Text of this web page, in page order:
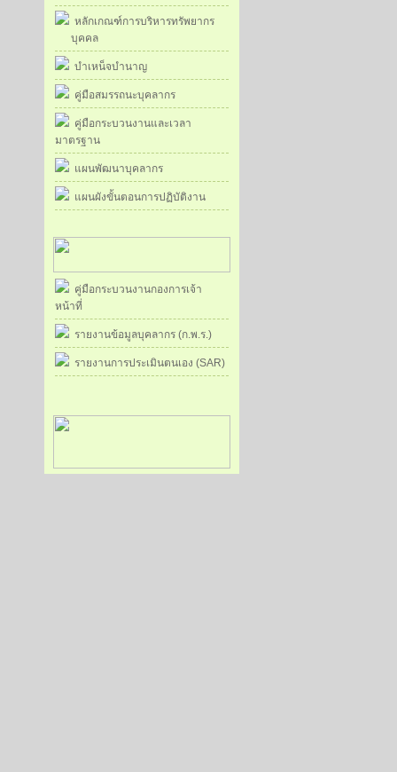
หลักเกณฑ์การบริหารทรัพยากร
บุคคล
บำเหน็จบำนาญ
คู่มือสมรรถนะบุคลากร
คู่มือกระบวนงานและเวลา
มาตรฐาน
แผนพัฒนาบุคลากร
แผนผังขั้นตอนการปฏิบัติงาน
คู่มือกระบวนงานกองการเจ้า
หน้าที่
รายงานข้อมูลบุคลากร (ก.พ.ร.)
รายงานการประเมินตนเอง (SAR)